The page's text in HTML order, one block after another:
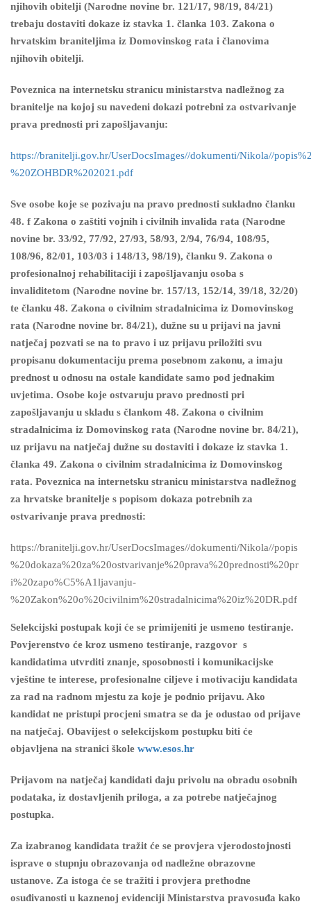
njihovih obitelji (Narodne novine br. 121/17, 98/19, 84/21)
trebaju dostaviti dokaze iz stavka 1. članka 103. Zakona o
hrvatskim braniteljima iz Domovinskog rata i članovima
njihovih obitelji.
Poveznica na internetsku stranicu ministarstva nadležnog za
branitelje na kojoj su navedeni dokazi potrebni za ostvarivanje
prava prednosti pri zapošljavanju:
https://branitelji.gov.hr/UserDocsImages//dokumenti/Nikola//
%20ZOHBDR%202021.pdf
Sve osobe koje se pozivaju na pravo prednosti sukladno članku
48. f Zakona o zaštiti vojnih i civilnih invalida rata (Narodne
novine br. 33/92, 77/92, 27/93, 58/93, 2/94, 76/94, 108/95,
108/96, 82/01, 103/03 i 148/13, 98/19), članku 9. Zakona o
profesionalnoj rehabilitaciji i zapošljavanju osoba s
invaliditetom (Narodne novine br. 157/13, 152/14, 39/18, 32/20)
te članku 48. Zakona o civilnim stradalnicima iz Domovinskog
rata (Narodne novine br. 84/21), dužne su u prijavi na javni
natječaj pozvati se na to pravo i uz prijavu priložiti svu
propisanu dokumentaciju prema posebnom zakonu, a imaju
prednost u odnosu na ostale kandidate samo pod jednakim
uvjetima. Osobe koje ostvaruju pravo prednosti pri
zapošljavanju u skladu s člankom 48. Zakona o civilnim
stradalnicima iz Domovinskog rata (Narodne novine br. 84/21),
uz prijavu na natječaj dužne su dostaviti i dokaze iz stavka 1.
članka 49. Zakona o civilnim stradalnicima iz Domovinskog
rata. Poveznica na internetsku stranicu ministarstva nadležnog
za hrvatske branitelje s popisom dokaza potrebnih za
ostvarivanje prava prednosti:
https://branitelji.gov.hr/UserDocsImages//dokumenti/Nikola//popis
%20dokaza%20za%20ostvarivanje%20prava%20prednosti%20pr
i%20zapo%C5%A1ljavanju-
%20Zakon%20o%20civilnim%20stradalnicima%20iz%20DR.pdf
Selekcijski postupak koji će se primijeniti je usmeno testiranje.
Povjerenstvo će kroz usmeno testiranje, razgovor s
kandidatima utvrditi znanje, sposobnosti i komunikacijske
vještine te interese, profesionalne ciljeve i motivaciju kandidata
za rad na radnom mjestu za koje je podnio prijavu. Ako
kandidat ne pristupi procjeni smatra se da je odustao od prijave
na natječaj. Obavijest o selekcijskom postupku biti će
objavljena na stranici škole www.esos.hr
Prijavom na natječaj kandidati daju privolu na obradu osobnih
podataka, iz dostavljenih priloga, a za potrebe natječajnog
postupka.
Za izabranog kandidata tražit će se provjera vjerodostojnosti
isprave o stupnju obrazovanja od nadležne obrazovne
ustanove. Za istoga će se tražiti i provjera prethodne
osuđivanosti u kaznenoj evidenciji Ministarstva pravosuđa kako